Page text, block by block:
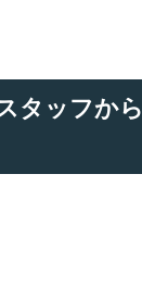
タッフから